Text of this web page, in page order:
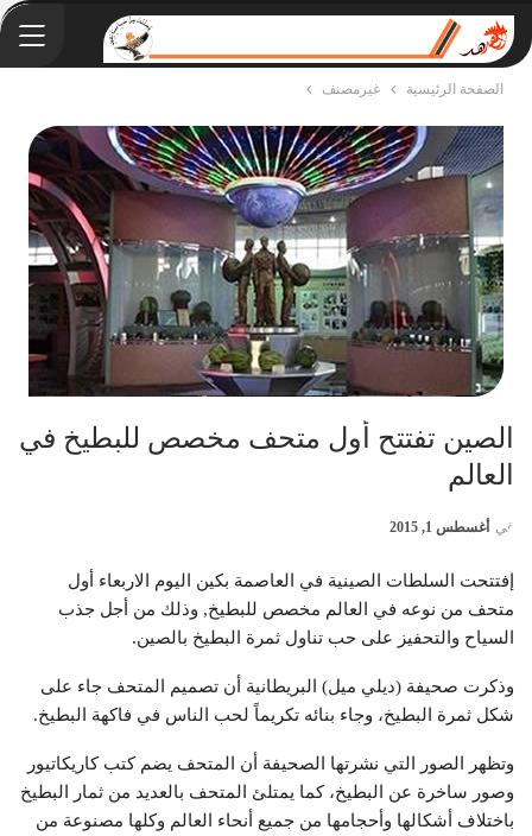
الصفحة الرئيسية غيرمصنف
الصين تفتتح أول متحف مخصص للبطيخ في
العالم
في أغسطس 1, 2015
إفتتحت السلطات الصينية في العاصمة بكين اليوم الاربعاء أول
متحف من نوعه في العالم مخصص للبطيخ, وذلك من أجل جذب
السياح والتحفيز على حب تناول ثمرة البطيخ بالصين.
وذكرت صحيفة (ديلي ميل) البريطانية أن تصميم المتحف جاء على
شكل ثمرة البطيخ، وجاء بنائه تكريماً لحب الناس في فاكهة البطيخ.
وتظهر الصور التي نشرتها الصحيفة أن المتحف يضم كتب كاريكاتيور
وصور ساخرة عن البطيخ، كما يمتلئ المتحف بالعديد من ثمار البطيخ
باختلاف أشكالها وأحجامها من جميع أنحاء العالم وكلها مصنوعة من